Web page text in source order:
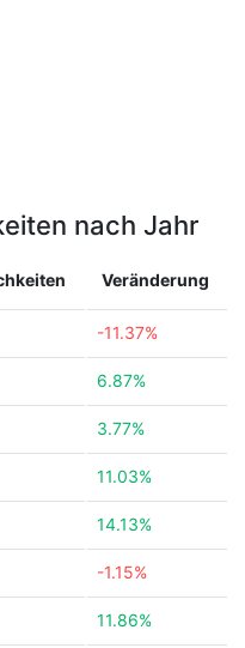
nach Jahr
Veränderung
-11.37%
6.87%
3.77%
11.03%
14.13%
-1.15%
11.86%